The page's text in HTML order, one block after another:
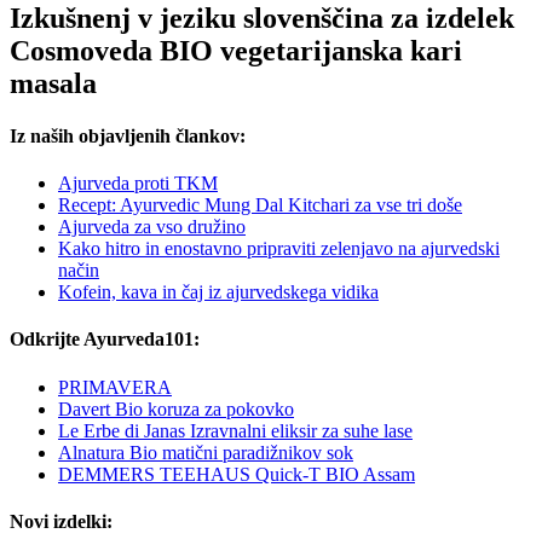
Izkušnenj v jeziku slovenščina za izdelek
Cosmoveda BIO vegetarijanska kari
masala
Iz naših objavljenih člankov:
Ajurveda proti TKM
Recept: Ayurvedic Mung Dal Kitchari za vse tri doše
Ajurveda za vso družino
Kako hitro in enostavno pripraviti zelenjavo na ajurvedski
način
Kofein, kava in čaj iz ajurvedskega vidika
Odkrijte Ayurveda101:
PRIMAVERA
Davert Bio koruza za pokovko
Le Erbe di Janas Izravnalni eliksir za suhe lase
Alnatura Bio matični paradižnikov sok
DEMMERS TEEHAUS Quick-T BIO Assam
Novi izdelki: